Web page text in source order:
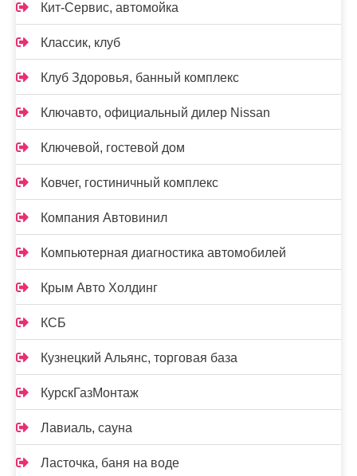
Кит-Сервис, автомойка
Классик, клуб
Клуб Здоровья, банный комплекс
Ключавто, официальный дилер Nissan
Ключевой, гостевой дом
Ковчег, гостиничный комплекс
Компания Автовинил
Компьютерная диагностика автомобилей
Крым Авто Холдинг
КСБ
Кузнецкий Альянс, торговая база
КурскГазМонтаж
Лавиаль, сауна
Ласточка, баня на воде